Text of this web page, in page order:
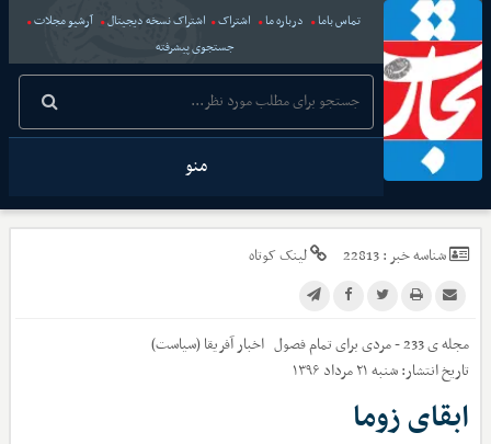
تماس باما درباره ما اشتراک اشتراک نسخه دیجیتال
آرشیو مجلات
جستجوی پیشرفته
منو
شناسه خبر :22813 لینک کوتاه
مجله ی 233 - مردی برای تمام فصول اخبارآفریقا (سیاست)
تاریخ انتشار:شنبه ۲۱ مرداد ۱۳۹۶
ابقای زوما